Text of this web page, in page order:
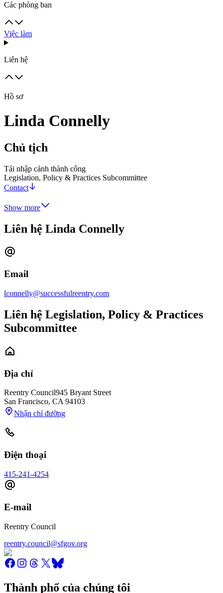
Các phòng ban
Việc làm
Liên hệ
Hồ sơ
Linda Connelly
Chủ tịch
Tái nhập cảnh thành công
Legislation, Policy & Practices Subcommittee
Contact
Show more
Liên hệ Linda Connelly
Email
lconnelly@successfulreentry.com
Liên hệ Legislation, Policy & Practices
Subcommittee
Địa chỉ
Reentry Council945 Bryant Street
San Francisco, CA 94103
Nhận chỉ đường
Điện thoại
415-241-4254
E-mail
Reentry Council
reentry.council@sfgov.org
Thành phố của chúng tôi